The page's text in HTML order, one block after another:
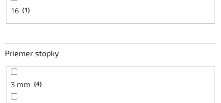
16 1
Priemer stopky
3 mm 4